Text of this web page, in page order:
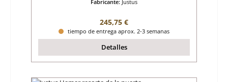
Fabricante: Justus
Precio normal:
245,75 €
tiempo de entrega aprox. 2-3 semanas
Detalles